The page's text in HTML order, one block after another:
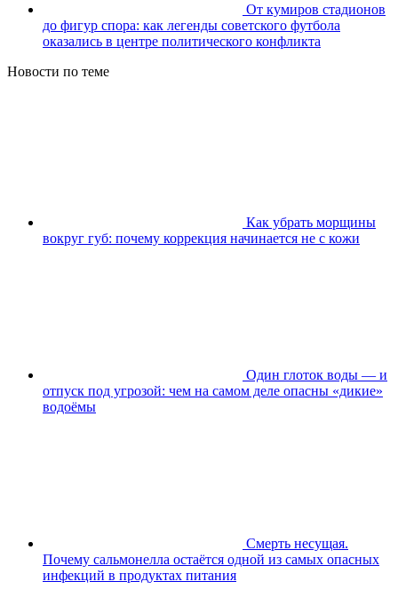
От кумиров стадионов
до фигур спора: как легенды советского футбола
оказались в центре политического конфликта
Новости по теме
Как убрать морщины
вокруг губ: почему коррекция начинается не с кожи
Один глоток воды — и
отпуск под угрозой: чем на самом деле опасны «дикие»
водоёмы
Смерть несущая.
Почему сальмонелла остаётся одной из самых опасных
инфекций в продуктах питания